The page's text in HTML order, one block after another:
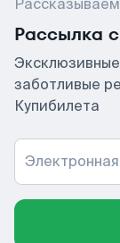
Рассылка
заботливые
Купибилета